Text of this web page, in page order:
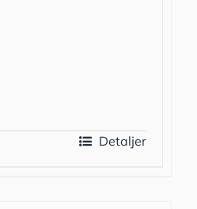
Detaljer